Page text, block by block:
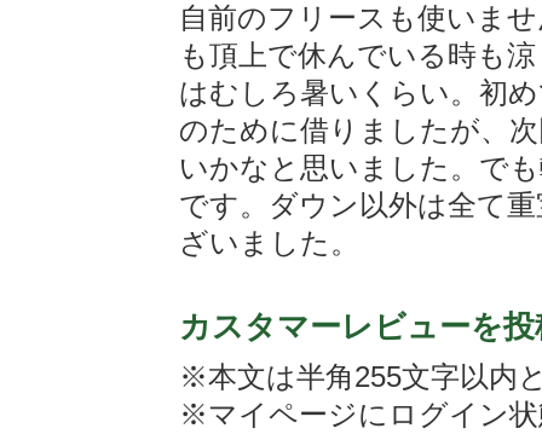
自前のフリースも使いま
も頂上で休んでいる時も
はむしろ暑いくらい。初
のために借りましたが、
いかなと思いました。で
です。ダウン以外は全て
ざいました。
カスタマーレビューを
※本文は半角255文字以内
※マイページにログイン